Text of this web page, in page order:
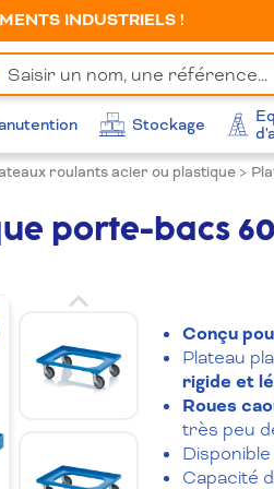
INDUSTRIELS !
Stockage
roulants acier ou plastique >
porte-bacs
Conçu
Plateau
rigide et
Roues
très peu
Capacité